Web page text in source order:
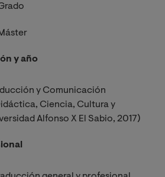
y año
y Comunicación
Ciencia, Cultura y
Alfonso X El Sabio, 2017)